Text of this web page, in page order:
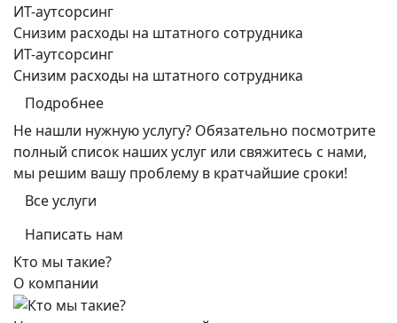
ИТ-аутсорсинг
Снизим расходы на штатного сотрудника
ИТ-аутсорсинг
Снизим расходы на штатного сотрудника
Подробнее
Не нашли нужную услугу? Обязательно посмотрите
полный список наших услуг или свяжитесь с нами,
мы решим вашу проблему в кратчайшие сроки!
Все услуги
Написать нам
Кто мы такие?
О компании